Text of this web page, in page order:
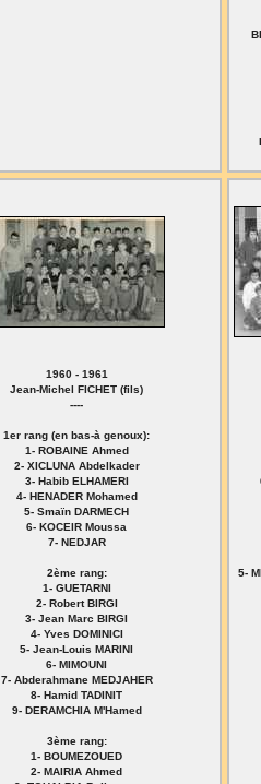
1960 - 1961
Jean-Michel FICHET (fils)
----
1er rang (en bas-à genoux):
1- ROBAINE Ahmed
2- XICLUNA Abdelkader
3- Habib ELHAMERI
4- HENADER Mohamed
5- Smaïn DARMECH
6- KOCEIR Moussa
7- NEDJAR
2ème rang:
1- GUETARNI
2- Robert BIRGI
3- Jean Marc BIRGI
4- Yves DOMINICI
5- Jean-Louis MARINI
6- MIMOUNI
7- Abderahmane MEDJAHER
8- Hamid TADINIT
9- DERAMCHIA M'Hamed
3ème rang:
1- BOUMEZOUED
2- MAIRIA Ahmed
5-